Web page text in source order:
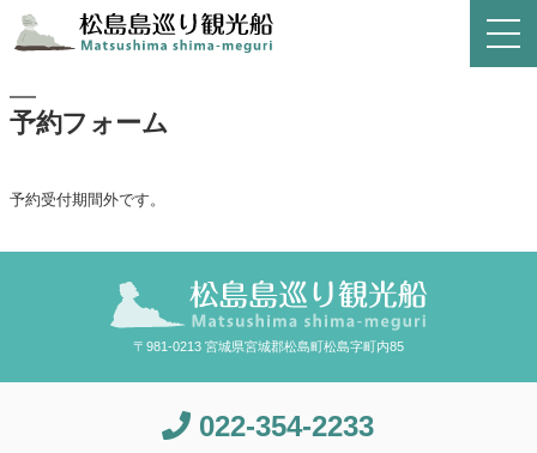
予約フォーム
予約受付期間外です。
〒981-0213 宮城県宮城郡松島町松島字町内85
022-354-2233